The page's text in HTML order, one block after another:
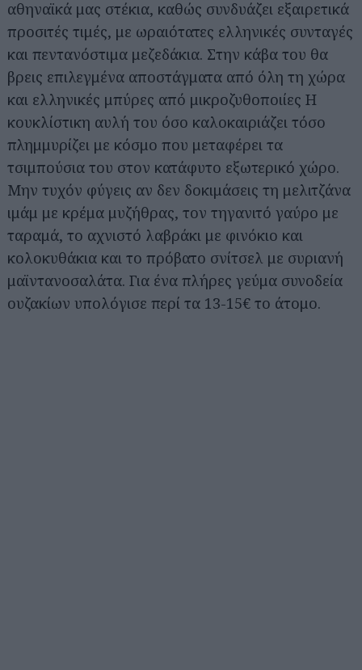
αθηναϊκά μας στέκια, καθώς συνδυάζει εξαιρετικά
προσιτές τιμές, με ωραιότατες ελληνικές συνταγές
και πεντανόστιμα μεζεδάκια. Στην κάβα του θα
βρεις επιλεγμένα αποστάγματα από όλη τη χώρα
και ελληνικές μπύρες από μικροζυθοποιίες Η
κουκλίστικη αυλή του όσο καλοκαιριάζει τόσο
πλημμυρίζει με κόσμο που μεταφέρει τα
τσιμπούσια του στον κατάφυτο εξωτερικό χώρο.
Μην τυχόν φύγεις αν δεν δοκιμάσεις τη μελιτζάνα
ιμάμ με κρέμα μυζήθρας, τον τηγανιτό γαύρο με
ταραμά, το αχνιστό λαβράκι με φινόκιο και
κολοκυθάκια και το πρόβατο σνίτσελ με συριανή
μαϊντανοσαλάτα. Για ένα πλήρες γεύμα συνοδεία
ουζακίων υπολόγισε περί τα 13-15€ το άτομο.